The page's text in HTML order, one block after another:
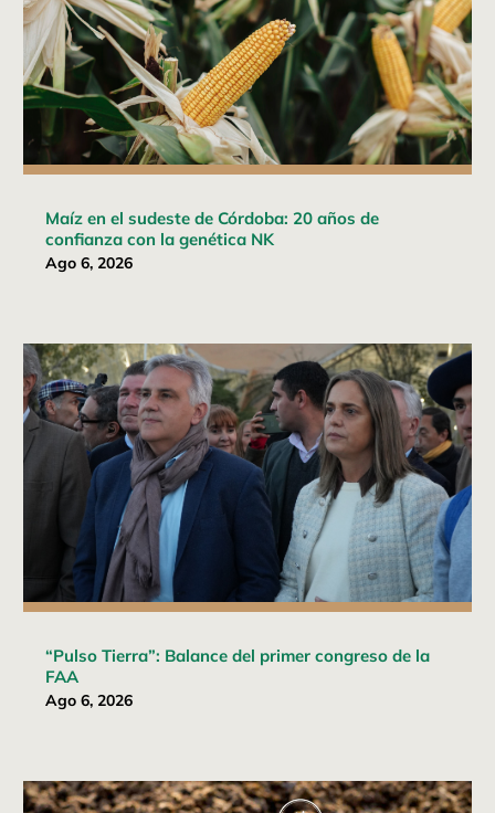
Maíz en el sudeste de Córdoba: 20 años de
confianza con la genética NK
Ago 6, 2026
“Pulso Tierra”: Balance del primer congreso de la
FAA
Ago 6, 2026